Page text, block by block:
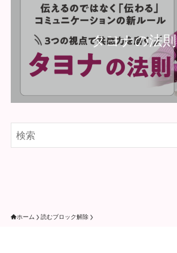
タヨナの法則
ホーム 読むブロック解除